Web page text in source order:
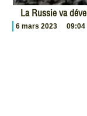
La Russie va
6 mars 2023 09:04